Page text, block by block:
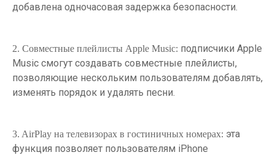
добавлена одночасовая задержка безопасности.
2. Совместные плейлисты Apple Music: подписчики Apple
Music смогут создавать совместные плейлисты,
позволяющие нескольким пользователям добавлять,
изменять порядок и удалять песни.
3. AirPlay на телевизорах в гостиничных номерах: эта
функция позволяет пользователям iPhone